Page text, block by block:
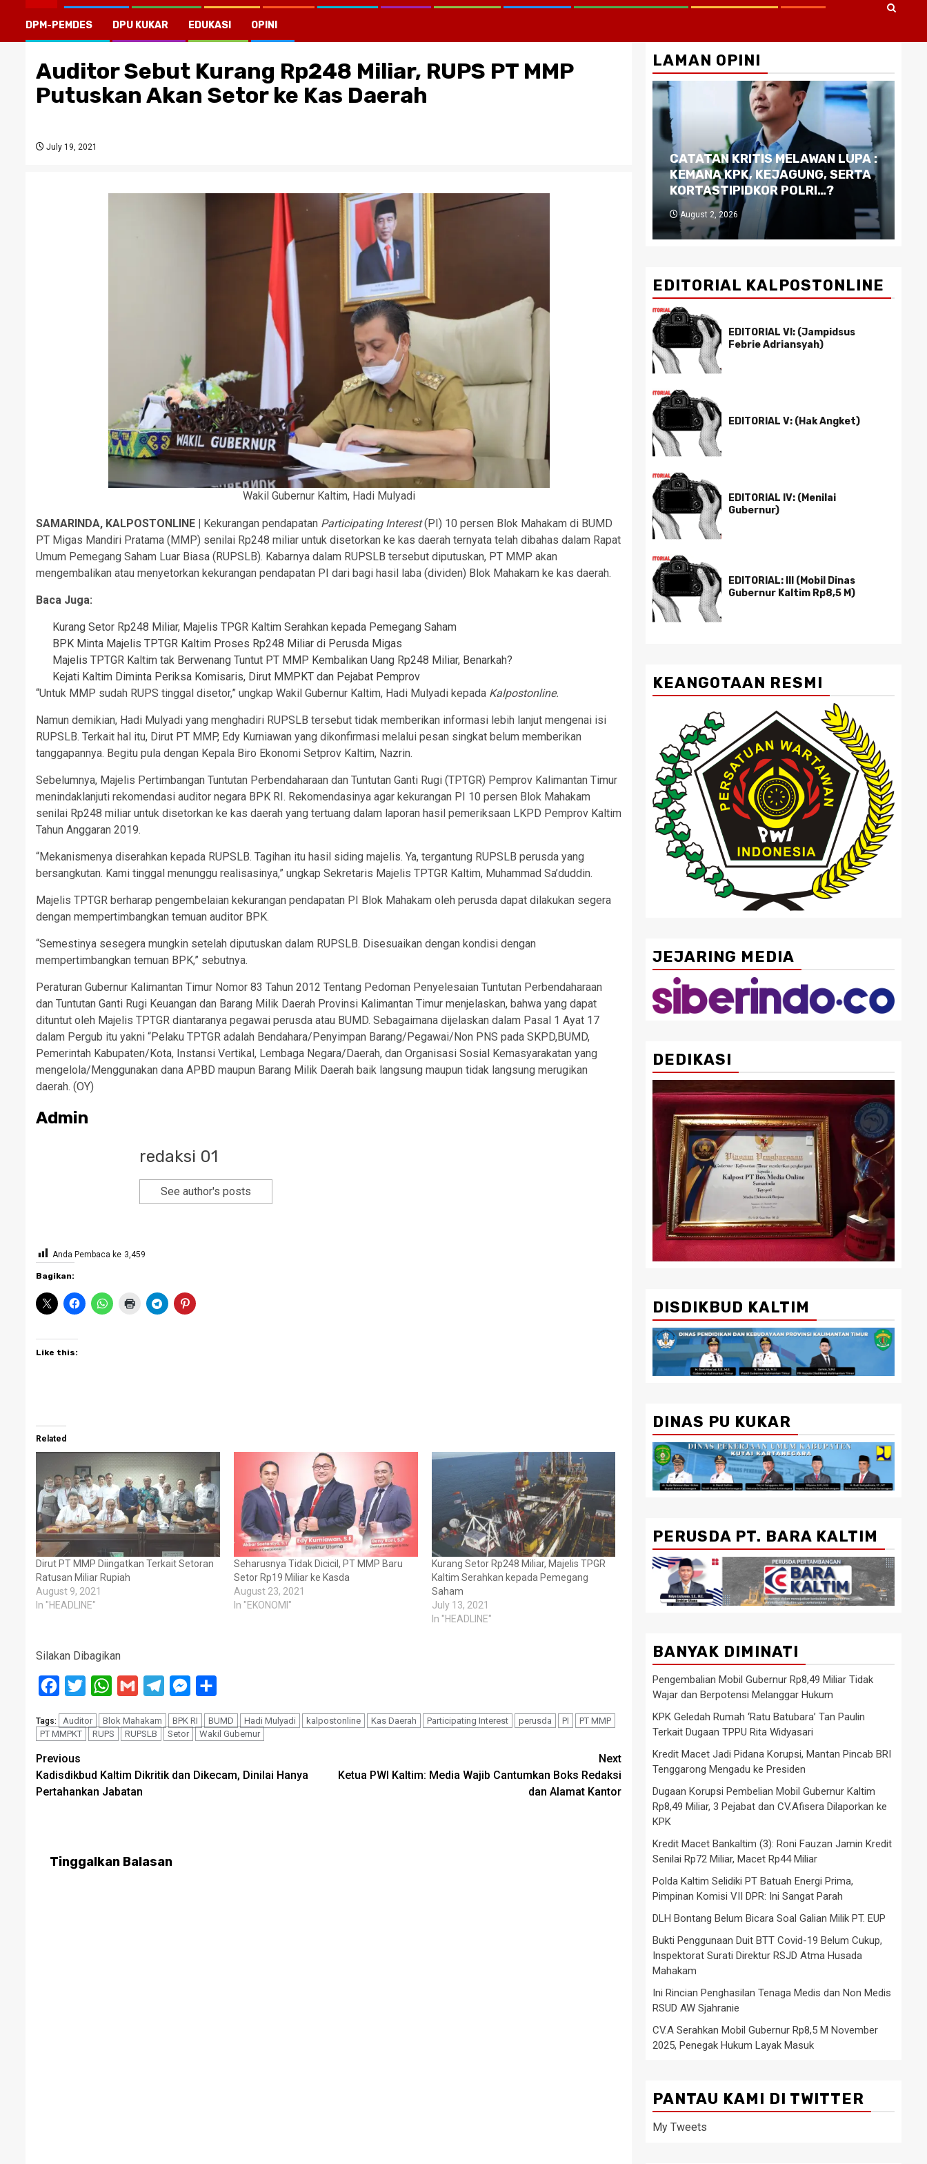
DPM-PEMDES DPU KUKAR EDUKASI OPINI
Auditor Sebut Kurang Rp248 Miliar, RUPS PT MMP
Putuskan Akan Setor ke Kas Daerah
July 19, 2021
Wakil Gubernur Kaltim, Hadi Mulyadi
SAMARINDA, KALPOSTONLINE | Kekurangan pendapatan Participating Interest(PI) 10 persen Blok Mahakam di BUMD
PT Migas Mandiri Pratama (MMP) senilai Rp248 miliar untuk disetorkan ke kas daerah ternyata telah dibahas dalam Rapat
Umum Pemegang Saham Luar Biasa (RUPSLB). Kabarnya dalam RUPSLB tersebut diputuskan, PT MMP akan
mengembalikan atau menyetorkan kekurangan pendapatan PI dari bagi hasil laba (dividen) Blok Mahakam ke kas daerah.
Baca Juga:
Kurang Setor Rp248 Miliar, Majelis TPGR Kaltim Serahkan kepada Pemegang Saham
BPK Minta Majelis TPTGR Kaltim Proses Rp248 Miliar di Perusda Migas
Majelis TPTGR Kaltim tak Berwenang Tuntut PT MMP Kembalikan Uang Rp248 Miliar, Benarkah?
Kejati Kaltim Diminta Periksa Komisaris, Dirut MMPKT dan Pejabat Pemprov
“Untuk MMP sudah RUPS tinggal disetor,” ungkap Wakil Gubernur Kaltim, Hadi Mulyadi kepada Kalpostonline.
Namun demikian, Hadi Mulyadi yang menghadiri RUPSLB tersebut tidak memberikan informasi lebih lanjut mengenai isi
RUPSLB. Terkait hal itu, Dirut PT MMP, Edy Kurniawan yang dikonfirmasi melalui pesan singkat belum memberikan
tanggapannya. Begitu pula dengan Kepala Biro Ekonomi Setprov Kaltim, Nazrin.
Sebelumnya, Majelis Pertimbangan Tuntutan Perbendaharaan dan Tuntutan Ganti Rugi (TPTGR) Pemprov Kalimantan Timur
menindaklanjuti rekomendasi auditor negara BPK RI. Rekomendasinya agar kekurangan PI 10 persen Blok Mahakam
senilai Rp248 miliar untuk disetorkan ke kas daerah yang tertuang dalam laporan hasil pemeriksaan LKPD Pemprov Kaltim
Tahun Anggaran 2019.
“Mekanismenya diserahkan kepada RUPSLB. Tagihan itu hasil siding majelis. Ya, tergantung RUPSLB perusda yang
bersangkutan. Kami tinggal menunggu realisasinya,” ungkap Sekretaris Majelis TPTGR Kaltim, Muhammad Sa’duddin.
Majelis TPTGR berharap pengembelaian kekurangan pendapatan PI Blok Mahakam oleh perusda dapat dilakukan segera
dengan mempertimbangkan temuan auditor BPK.
“Semestinya sesegera mungkin setelah diputuskan dalam RUPSLB. Disesuaikan dengan kondisi dengan
mempertimbangkan temuan BPK,” sebutnya.
Peraturan Gubernur Kalimantan Timur Nomor 83 Tahun 2012 Tentang Pedoman Penyelesaian Tuntutan Perbendaharaan
dan Tuntutan Ganti Rugi Keuangan dan Barang Milik Daerah Provinsi Kalimantan Timur menjelaskan, bahwa yang dapat
dituntut oleh Majelis TPTGR diantaranya pegawai perusda atau BUMD. Sebagaimana dijelaskan dalam Pasal 1 Ayat 17
dalam Pergub itu yakni “Pelaku TPTGR adalah Bendahara/Penyimpan Barang/Pegawai/Non PNS pada SKPD,BUMD,
Pemerintah Kabupaten/Kota, Instansi Vertikal, Lembaga Negara/Daerah, dan Organisasi Sosial Kemasyarakatan yang
mengelola/Menggunakan dana APBD maupun Barang Milik Daerah baik langsung maupun tidak langsung merugikan
daerah. (OY)
Admin
redaksi 01
See author's posts
Anda Pembaca ke 3,459
Bagikan:
Like this:
Related
Dirut PT MMP Diingatkan Terkait Setoran
Ratusan Miliar Rupiah
August 9, 2021
In "HEADLINE"
Seharusnya Tidak Dicicil, PT MMP Baru
Setor Rp19 Miliar ke Kasda
August 23, 2021
In "EKONOMI"
Kurang Setor Rp248 Miliar, Majelis TPGR
Kaltim Serahkan kepada Pemegang
Saham
July 13, 2021
In "HEADLINE"
Silakan Dibagikan
Facebook
Twitter WhatsApp
Gmail TelegramMessenger
Tags: Auditor Blok Mahakam BPK RI BUMD Hadi Mulyadi kalpostonline Kas Daerah Participating Interest perusda PI
PT MMP
PT MMPKT
RUPS RUPSLB Setor Wakil Gubernur
Post
navigation
Previous
Kadisdikbud Kaltim Dikritik dan Dikecam, Dinilai Hanya
Pertahankan Jabatan
Next
Ketua PWI Kaltim: Media Wajib Cantumkan Boks Redaksi
dan Alamat Kantor
Tinggalkan Balasan
LAMAN OPINI
CATATAN KRITIS MELAWAN LUPA :
KEMANA KPK, KEJAGUNG, SERTA
KORTASTIPIDKOR POLRI…?
August 2, 2026
EDITORIAL KALPOSTONLINE
EDITORIAL VI: (Jampidsus
Febrie Adriansyah)
EDITORIAL V: (Hak Angket)
EDITORIAL IV: (Menilai
Gubernur)
EDITORIAL: III (Mobil Dinas
Gubernur Kaltim Rp8,5 M)
KEANGOTAAN RESMI
JEJARING MEDIA
DEDIKASI
DISDIKBUD KALTIM
DINAS PU KUKAR
PERUSDA PT. BARA KALTIM
BANYAK DIMINATI
Pengembalian Mobil Gubernur Rp8,49 Miliar Tidak
Wajar dan Berpotensi Melanggar Hukum
KPK Geledah Rumah ‘Ratu Batubara’ Tan Paulin
Terkait Dugaan TPPU Rita Widyasari
Kredit Macet Jadi Pidana Korupsi, Mantan Pincab BRI
Tenggarong Mengadu ke Presiden
Dugaan Korupsi Pembelian Mobil Gubernur Kaltim
Rp8,49 Miliar, 3 Pejabat dan CV.Afisera Dilaporkan ke
KPK
Kredit Macet Bankaltim (3): Roni Fauzan Jamin Kredit
Senilai Rp72 Miliar, Macet Rp44 Miliar
Polda Kaltim Selidiki PT Batuah Energi Prima,
Pimpinan Komisi VII DPR: Ini Sangat Parah
DLH Bontang Belum Bicara Soal Galian Milik PT. EUP
Bukti Penggunaan Duit BTT Covid-19 Belum Cukup,
Inspektorat Surati Direktur RSJD Atma Husada
Mahakam
Ini Rincian Penghasilan Tenaga Medis dan Non Medis
RSUD AW Sjahranie
CV.A Serahkan Mobil Gubernur Rp8,5 M November
2025, Penegak Hukum Layak Masuk
PANTAU KAMI DI TWITTER
My Tweets